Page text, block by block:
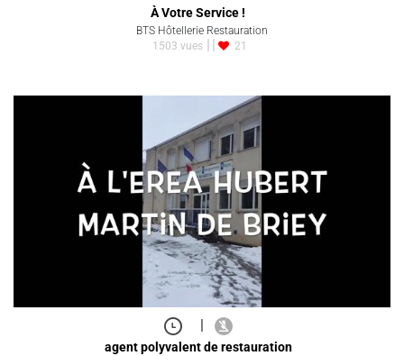
À Votre Service !
BTS Hôtellerie Restauration
1503 vues
21
|
agent polyvalent de restauration